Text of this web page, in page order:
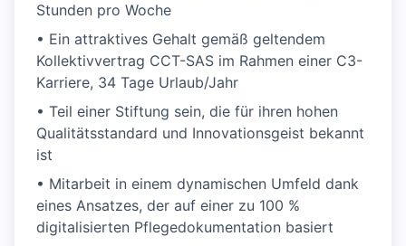
Stunden pro Woche
• Ein attraktives Gehalt gemäß geltendem
Kollektivvertrag CCT-SAS im Rahmen einer C3-
Karriere, 34 Tage Urlaub/Jahr
• Teil einer Stiftung sein, die für ihren hohen
Qualitätsstandard und Innovationsgeist bekannt
ist
• Mitarbeit in einem dynamischen Umfeld dank
eines Ansatzes, der auf einer zu 100 %
digitalisierten Pflegedokumentation basiert